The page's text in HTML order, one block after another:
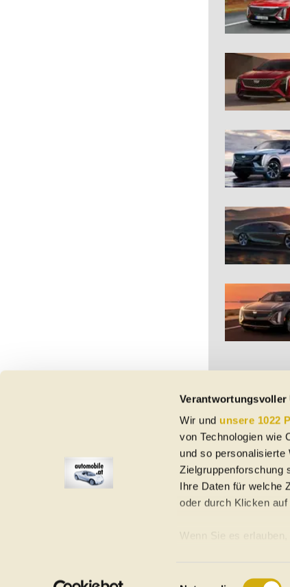
Verantwortungsvoller
Wir und unsere 1022
von Technologien wie
und so personalisierte
Zielgruppenforschung
Ihre Daten für welche
oder durch Klicken
Wenn Sie es
Einwilligungsauswahl
Vorbehaltlich
etc. beziehen sich